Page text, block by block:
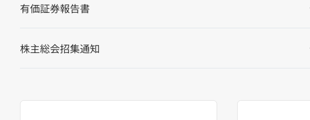
有価証券報告書
株主総会招集通知